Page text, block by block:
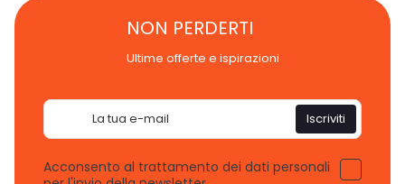
NON PERDERTI
Ultime offerte e ispirazioni
Iscriviti
Acconsento al trattamento dei dati personali